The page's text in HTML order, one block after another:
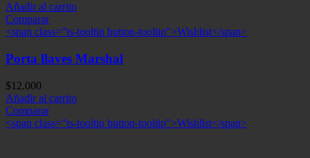
Añadir al carrito
Comparar
<span class="ts-tooltip button-tooltip">Wishlist</span>
Porta llaves Marshal
$12.000
Añadir al carrito
Comparar
<span class="ts-tooltip button-tooltip">Wishlist</span>